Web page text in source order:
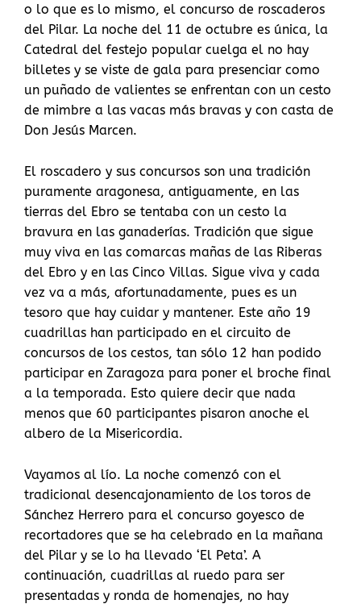
o lo que es lo mismo, el concurso de roscaderos
del Pilar. La noche del 11 de octubre es única, la
Catedral del festejo popular cuelga el no hay
billetes y se viste de gala para presenciar como
un puñado de valientes se enfrentan con un cesto
de mimbre a las vacas más bravas y con casta de
Don Jesús Marcen.
El roscadero y sus concursos son una tradición
puramente aragonesa, antiguamente, en las
tierras del Ebro se tentaba con un cesto la
bravura en las ganaderías. Tradición que sigue
muy viva en las comarcas mañas de las Riberas
del Ebro y en las Cinco Villas. Sigue viva y cada
vez va a más, afortunadamente, pues es un
tesoro que hay cuidar y mantener. Este año 19
cuadrillas han participado en el circuito de
concursos de los cestos, tan sólo 12 han podido
participar en Zaragoza para poner el broche final
a la temporada. Esto quiere decir que nada
menos que 60 participantes pisaron anoche el
albero de la Misericordia.
Vayamos al lío. La noche comenzó con el
tradicional desencajonamiento de los toros de
Sánchez Herrero para el concurso goyesco de
recortadores que se ha celebrado en la mañana
del Pilar y se lo ha llevado ‘El Peta’. A
continuación, cuadrillas al ruedo para ser
presentadas y ronda de homenajes, no hay